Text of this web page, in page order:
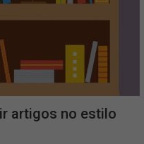
artigos no estilo